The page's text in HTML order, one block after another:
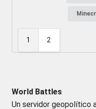
1 2
World Battles
Un servidor geopolítico